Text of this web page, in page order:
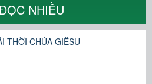
NHIỀU
THỜI CHÚA GIÊSU